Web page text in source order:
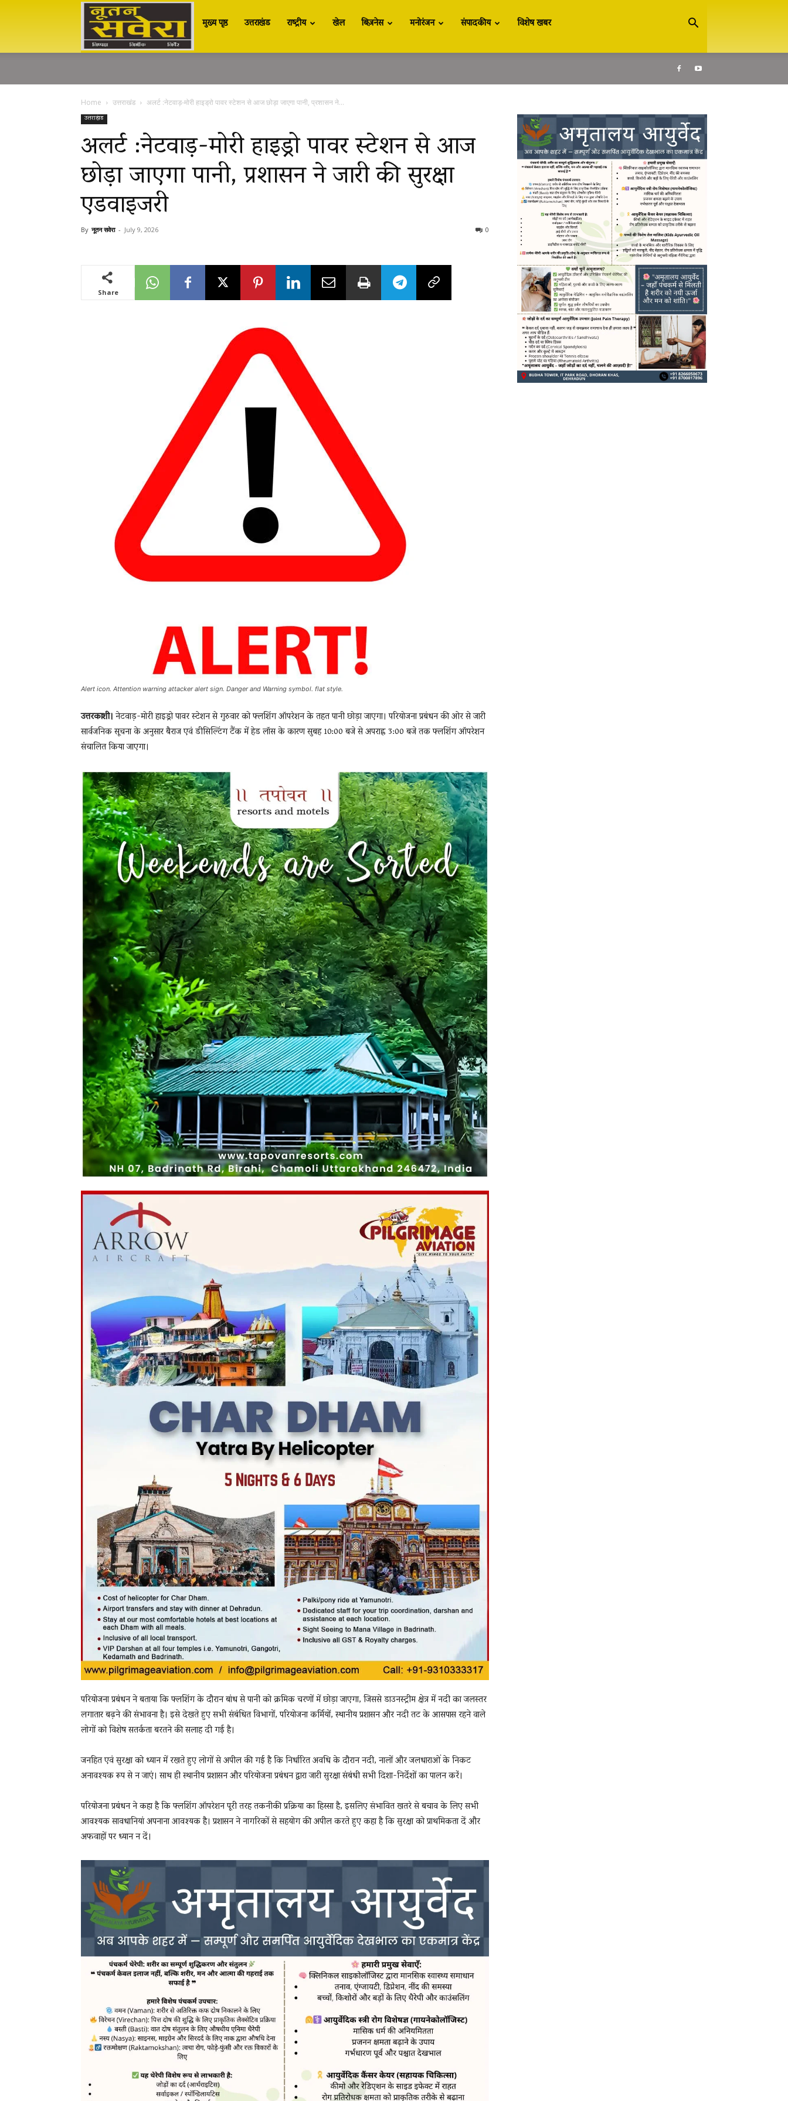
Nutan
News
मुख्य पृष्ठ उत्तराखंड राष्ट्रीय खेल बिज़नेस मनोरंजन संपादकीय विशेष खबर
Home उत्तराखंड अलर्ट :नेटवाड़-मोरी हाइड्रो पावर स्टेशन से आज छोड़ा जाएगा पानी, प्रशासन ने...
उत्तराखंड
अलर्ट :नेटवाड़-मोरी हाइड्रो पावर स्टेशन से आज
छोड़ा जाएगा पानी, प्रशासन ने जारी की सुरक्षा
एडवाइजरी
By नूतन सवेरा - July 9, 2026 0
Share
Alert icon. Attention warning attacker alert sign. Danger and Warning symbol. flat style.
उत्तरकाशी।नेटवाड़-मोरी हाइड्रो पावर स्टेशन से गुरुवार को फ्लशिंग ऑपरेशन के तहत पानी छोड़ा जाएगा। परियोजना प्रबंधन की ओर से जारी
सार्वजनिक सूचना के अनुसार बैराज एवं डीसिल्टिंग टैंक में हेड लॉस के कारण सुबह 10:00 बजे से अपराह्न 3:00 बजे तक फ्लशिंग ऑपरेशन
संचालित किया जाएगा।
परियोजना प्रबंधन ने बताया कि फ्लशिंग के दौरान बांध से पानी को क्रमिक चरणों में छोड़ा जाएगा, जिससे डाउनस्ट्रीम क्षेत्र में नदी का जलस्तर
लगातार बढ़ने की संभावना है। इसे देखते हुए सभी संबंधित विभागों, परियोजना कर्मियों, स्थानीय प्रशासन और नदी तट के आसपास रहने वाले
लोगों को विशेष सतर्कता बरतने की सलाह दी गई है।
जनहित एवं सुरक्षा को ध्यान में रखते हुए लोगों से अपील की गई है कि निर्धारित अवधि के दौरान नदी, नालों और जलधाराओं के निकट
अनावश्यक रूप से न जाएं। साथ ही स्थानीय प्रशासन और परियोजना प्रबंधन द्वारा जारी सुरक्षा संबंधी सभी दिशा-निर्देशों का पालन करें।
परियोजना प्रबंधन ने कहा है कि फ्लशिंग ऑपरेशन पूरी तरह तकनीकी प्रक्रिया का हिस्सा है, इसलिए संभावित खतरे से बचाव के लिए सभी
आवश्यक सावधानियां अपनाना आवश्यक है। प्रशासन ने नागरिकों से सहयोग की अपील करते हुए कहा है कि सुरक्षा को प्राथमिकता दें और
अफवाहों पर ध्यान न दें।